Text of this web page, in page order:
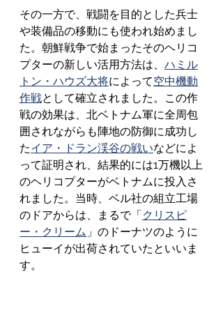
その一方で、戦闘を目的とした兵士
や装備品の移動にも使われ始めまし
た。朝鮮戦争で始まったそのヘリコ
プターの新しい活用方法は、 ハミル
トン・ハウズ大将によって空中機動
作戦として確立されました。この作
戦の効果は、北ベトナム軍に全周包
囲されながらも陣地の防御に成功し
たイア・ドラン渓谷の戦いなどによ
って証明され、結果的には1万機以上
のヘリコプターがベトナムに投入さ
れました。当時、ベル社の組立工場
のドアからは、まるで「 クリスピ
ー・クリーム 」のドーナツのように
ヒューイが出荷されていたといいま
す。